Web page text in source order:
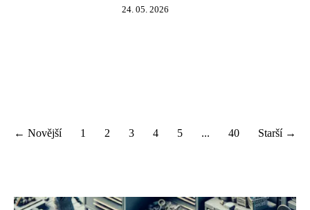
24. 05. 2026
← Novější 1 2 3 4 5 ... 40 Starší →